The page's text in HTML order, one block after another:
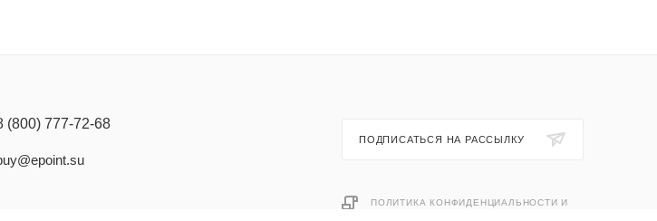
(800) 777-72-68
ПОДПИСАТЬСЯ НА РАССЫЛКУ
ПОЛИТИКА КОНФИДЕНЦИАЛЬНОСТИ И